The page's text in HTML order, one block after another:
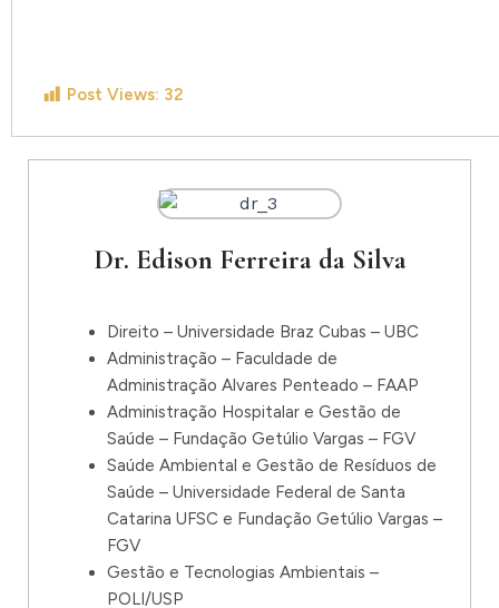
Post Views: 32
Dr. Edison Ferreira da Silva
Direito – Universidade Braz Cubas – UBC
Administração – Faculdade de
Administração Alvares Penteado – FAAP
Administração Hospitalar e Gestão de
Saúde – Fundação Getúlio Vargas – FGV
Saúde Ambiental e Gestão de Resíduos de
Saúde – Universidade Federal de Santa
Catarina UFSC e Fundação Getúlio Vargas –
FGV
Gestão e Tecnologias Ambientais –
POLI/USP